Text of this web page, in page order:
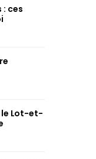
ces
le Lot-et-